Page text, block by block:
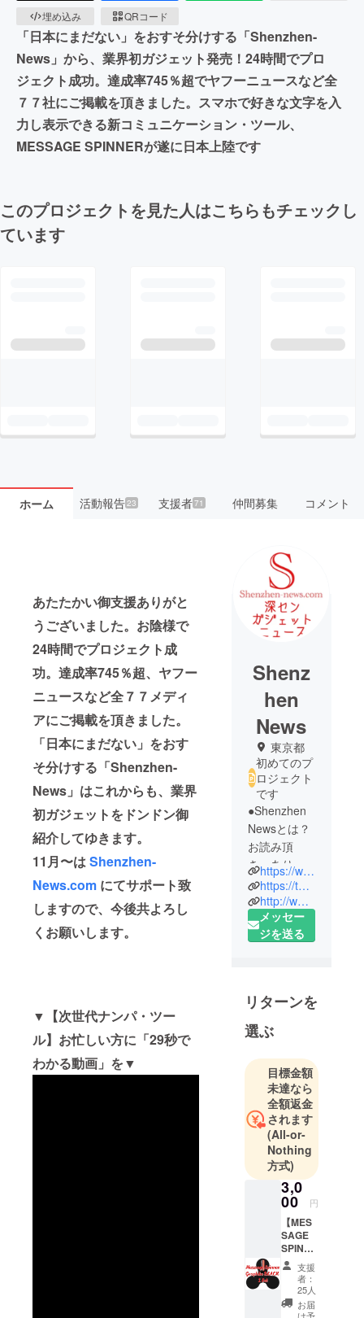
埋め込み
QRコード
「日本にまだない」をおすそ分けする「Shenzhen-
News」から、業界初ガジェット発売！24時間でプロ
ジェクト成功。達成率745％超でヤフーニュースなど全
７７社にご掲載を頂きました。スマホで好きな文字を入
力し表示できる新コミュニケーション・ツール、
MESSAGE SPINNERが遂に日本上陸です
このプロジェクトを見た人はこちらもチェックし
ています
ホーム 活動報告23 支援者71 仲間募集 コメント
あたたかい御支援ありがと
うございました。お陰様で
24時間でプロジェクト成
功。達成率745％超、ヤフー
ニュースなど全７７メディ
アにご掲載を頂きました。
「日本にまだない」をおす
そ分けする「Shenzhen-
News」はこれからも、業界
初ガジェットをドンドン御
紹介してゆきます。
11月〜はShenzhen-
News.com にてサポート致
しますので、今後共よろし
くお願いします。
▼【次世代ナンパ・ツー
ル】お忙しい方に「29秒で
わかる動画」を▼
Shenz
hen
News
東京都
初めてのプ
ロジェクト
です
●Shenzhen
Newsとは？
お読み頂
き、ありが
とうござい
ます。私達
はガジェッ
ト好きな社
人は全員、
ガジェット
(電子機器)が
好きで、つ
いにそれを
輸入する仕
事に就いた
という程、
ガジェット
を愛してい
ます。
●ワクワクす
るモノを
「おすそ分
け」
私達は仕事
柄、世界最
https://www.facebook.com/shenzhen.gadget.news/
https://twitter.com/shinsenjp
http://www.shenzhen-news.com
メッセー
ジを送る
リターンを
選ぶ
目標金額
未達なら
全額返金
されます
(All-or-
Nothing
方式)
3,0
00 円
【MES
SAGE
SPINNE
R：
BASIC
①set】
・
Color：
支援
者：
25人
お届